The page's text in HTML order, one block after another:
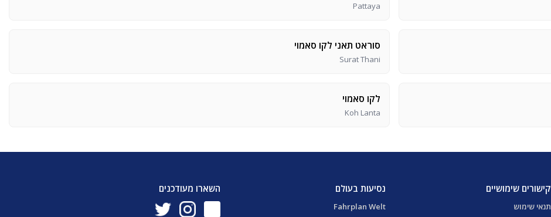
Pattaya
סוראט תאני לקו סאמוי
Surat Thani
לקו סאמוי
Koh Lanta
קישורים שימושיים
תנאי שימוש
נסיעות בעולם
Fahrplan Welt
השארו מעודכנים